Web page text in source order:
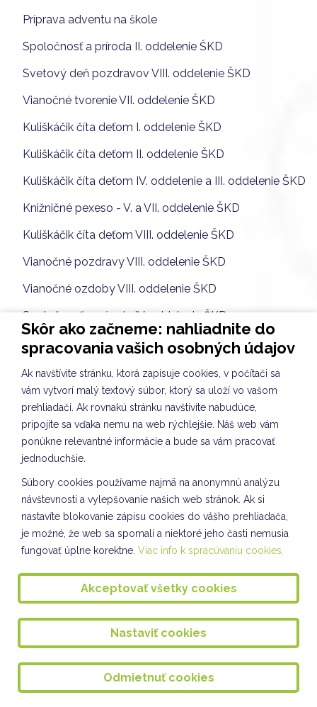
Príprava adventu na škole
Spoločnosť a príroda II. oddelenie ŠKD
Svetový deň pozdravov VIII. oddelenie ŠKD
Vianočné tvorenie VII. oddelenie ŠKD
Kuliškáčik číta deťom I. oddelenie ŠKD
Kuliškáčik číta deťom II. oddelenie ŠKD
Kuliškáčik číta deťom IV. oddelenie a III. oddelenie ŠKD
Knižničné pexeso - V. a VII. oddelenie ŠKD
Kuliškáčik číta deťom VIII. oddelenie ŠKD
Vianočné pozdravy VIII. oddelenie ŠKD
Vianočné ozdoby VIII. oddelenie ŠKD
Spoločnosť a príroda IV. oddelenie ŠKD
Spoločnosť a príroda VII. oddelenie ŠKD
SLÁVNOSŤ SVETIELOK
Ponožkový október
Vesmír očami detí IV. A
Výroba lampiónov VIII. oddelenie ŠKD
Ozdoby na školský vianočný stromček
DOPRAVÁČIK III. a VII. oddelenie ŠKD
Pozdravy do Domu Seniorov
McDonald’s Cup
JESENNÝ KLUB 28.10.2024
Halloweenská párty I. oddelenie ŠKD
Tekvicové tvorenie VII. oddelenie ŠKD
Skôr ako začneme: nahliadnite do
spracovania vašich osobných údajov
Ak navštívite stránku, ktorá zapisuje cookies, v počítači sa
vám vytvorí malý textový súbor, ktorý sa uloží vo vašom
prehliadači. Ak rovnakú stránku navštívite nabudúce,
pripojíte sa vďaka nemu na web rýchlejšie. Náš web vám
ponúkne relevantné informácie a bude sa vám pracovať
jednoduchšie.
Súbory cookies používame najmä na anonymnú analýzu
návštevnosti a vylepšovanie našich web stránok. Ak si
nastavíte blokovanie zápisu cookies do vášho prehliadača,
je možné, že web sa spomalí a niektoré jeho časti nemusia
fungovať úplne korektne. Viac info k spracúvaniu cookies.
Akceptovať všetky cookies
Nastaviť cookies
Odmietnuť cookies